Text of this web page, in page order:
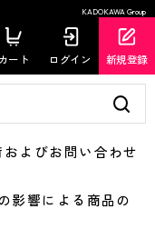
KADOKAWA Group
カート ログイン 新規登録
よびお問い合わせ
響による商品の